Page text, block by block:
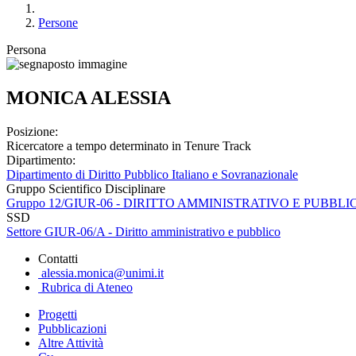
Persone
Persona
MONICA ALESSIA
Posizione:
Ricercatore a tempo determinato in Tenure Track
Dipartimento:
Dipartimento di Diritto Pubblico Italiano e Sovranazionale
Gruppo Scientifico Disciplinare
Gruppo 12/GIUR-06 - DIRITTO AMMINISTRATIVO E
SSD
Settore GIUR-06/A - Diritto amministrativo e pubblico
Contatti
alessia.monica@unimi.it
Rubrica di Ateneo
Progetti
Pubblicazioni
Altre Attività